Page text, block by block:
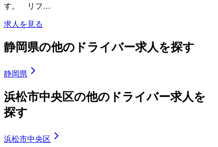
す。 リフ…
求人を見る
静岡県の他のドライバー求人を探す
静岡県
浜松市中央区の他のドライバー求人を
探す
浜松市中央区